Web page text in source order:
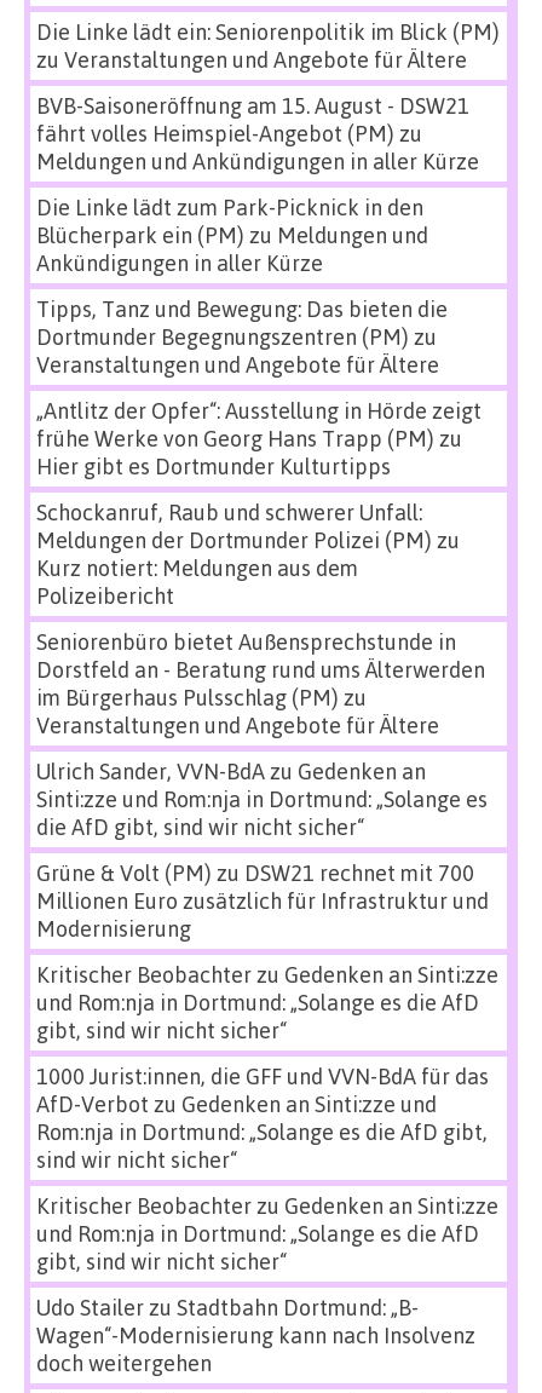
Die Linke lädt ein: Seniorenpolitik im Blick (PM)
zu Veranstaltungen und Angebote für Ältere
BVB-Saisoneröffnung am 15. August - DSW21
fährt volles Heimspiel-Angebot (PM) zu
Meldungen und Ankündigungen in aller Kürze
Die Linke lädt zum Park-Picknick in den
Blücherpark ein (PM) zu Meldungen und
Ankündigungen in aller Kürze
Tipps, Tanz und Bewegung: Das bieten die
Dortmunder Begegnungszentren (PM) zu
Veranstaltungen und Angebote für Ältere
„Antlitz der Opfer“: Ausstellung in Hörde zeigt
frühe Werke von Georg Hans Trapp (PM) zu
Hier gibt es Dortmunder Kulturtipps
Schockanruf, Raub und schwerer Unfall:
Meldungen der Dortmunder Polizei (PM) zu
Kurz notiert: Meldungen aus dem
Polizeibericht
Seniorenbüro bietet Außensprechstunde in
Dorstfeld an - Beratung rund ums Älterwerden
im Bürgerhaus Pulsschlag (PM) zu
Veranstaltungen und Angebote für Ältere
Ulrich Sander, VVN-BdAzu Gedenken an
Sinti:zze und Rom:nja in Dortmund: „Solange es
die AfD gibt, sind wir nicht sicher“
Grüne & Volt (PM) zu DSW21 rechnet mit 700
Millionen Euro zusätzlich für Infrastruktur und
Modernisierung
Kritischer Beobachterzu Gedenken an Sinti:zze
und Rom:nja in Dortmund: „Solange es die AfD
gibt, sind wir nicht sicher“
1000 Jurist:innen, die GFF und VVN-BdA für das
AfD-Verbot zu Gedenken an Sinti:zze und
Rom:nja in Dortmund: „Solange es die AfD gibt,
sind wir nicht sicher“
Kritischer Beobachterzu Gedenken an Sinti:zze
und Rom:nja in Dortmund: „Solange es die AfD
gibt, sind wir nicht sicher“
Udo Stailerzu Stadtbahn Dortmund: „B-
Wagen“-Modernisierung kann nach Insolvenz
doch weitergehen